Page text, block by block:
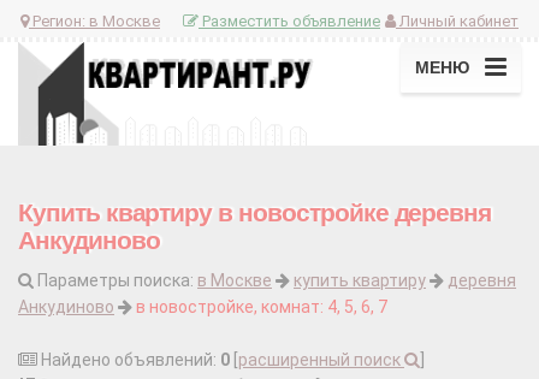
Регион: в Москве Личный кабинет
Разместить объявление
МЕНЮ
Купить квартиру в новостройке деревня
Анкудиново
Параметры поиска: в Москве купить квартиру
деревня
Анкудиново
в новостройке, комнат: 4, 5, 6, 7
Найдено объявлений: 0 расширенный поиск